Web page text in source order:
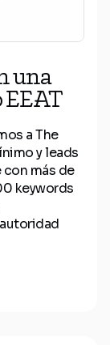
una
a The
y leads
más de
keywords